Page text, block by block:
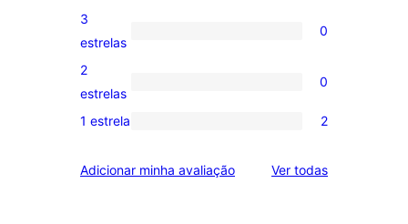
avaliação
com
0
avaliação
com
3
estrelas
0
0
avaliação
2
2
estrelas
0
2
com
1 estrela 2
Adicionar minha avaliação Ver todasavaliações